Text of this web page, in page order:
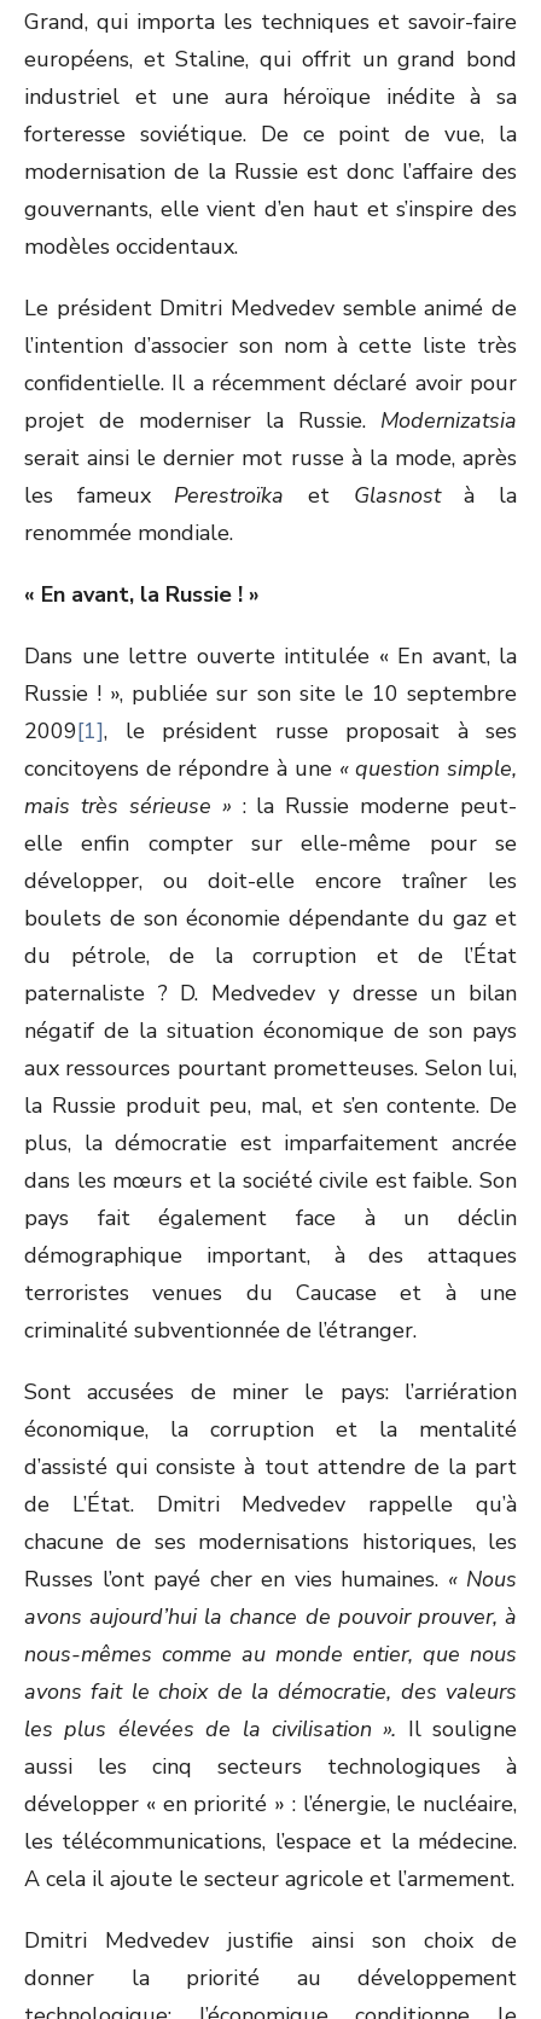
Grand, qui importa les techniques et savoir-faire
européens, et Staline, qui offrit un grand bond
industriel et une aura héroïque inédite à sa
forteresse soviétique. De ce point de vue, la
modernisation de la Russie est donc l’affaire des
gouvernants, elle vient d’en haut et s’inspire des
modèles occidentaux.
Le président Dmitri Medvedev semble animé de
l’intention d’associer son nom à cette liste très
confidentielle. Il a récemment déclaré avoir pour
projet de moderniser la Russie. Modernizatsia
serait ainsi le dernier mot russe à la mode, après
les fameux Perestroïka et Glasnostà la
renommée mondiale.
« En avant, la Russie ! »
Dans une lettre ouverte intitulée « En avant, la
Russie ! », publiée sur son site le 10 septembre
2009[1], le président russe proposait à ses
concitoyens de répondre à une « question simple,
mais très sérieuse » : la Russie moderne peut-
elle enfin compter sur elle-même pour se
développer, ou doit-elle encore traîner les
boulets de son économie dépendante du gaz et
du pétrole, de la corruption et de l’État
paternaliste ? D. Medvedev y dresse un bilan
négatif de la situation économique de son pays
aux ressources pourtant prometteuses. Selon lui,
la Russie produit peu, mal, et s’en contente. De
plus, la démocratie est imparfaitement ancrée
dans les mœurs et la société civile est faible. Son
pays fait également face à un déclin
démographique important, à des attaques
terroristes venues du Caucase et à une
criminalité subventionnée de l’étranger.
Sont accusées de miner le pays: l’arriération
économique, la corruption et la mentalité
d’assisté qui consiste à tout attendre de la part
de L’État. Dmitri Medvedev rappelle qu’à
chacune de ses modernisations historiques, les
Russes l’ont payé cher en vies humaines. « Nous
avons aujourd’hui la chance de pouvoir prouver, à
nous-mêmes comme au monde entier, que nous
avons fait le choix de la démocratie, des valeurs
les plus élevées de la civilisation ». Il souligne
aussi les cinq secteurs technologiques à
développer « en priorité » : l’énergie, le nucléaire,
les télécommunications, l’espace et la médecine.
A cela il ajoute le secteur agricole et l’armement.
Dmitri Medvedev justifie ainsi son choix de
donner la priorité au développement